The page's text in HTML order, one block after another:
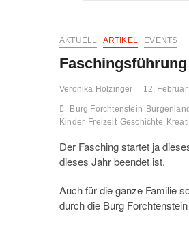
AKTUELL ARTIKEL EVENTS
Veronika Holzinger 12.
Burg Forchtenstein Burgenland
Kinder Freizeit Geschichte
Der Fasching startet ja
dieses Jahr beendet ist.
Auch für die ganze Familie
durch die Burg